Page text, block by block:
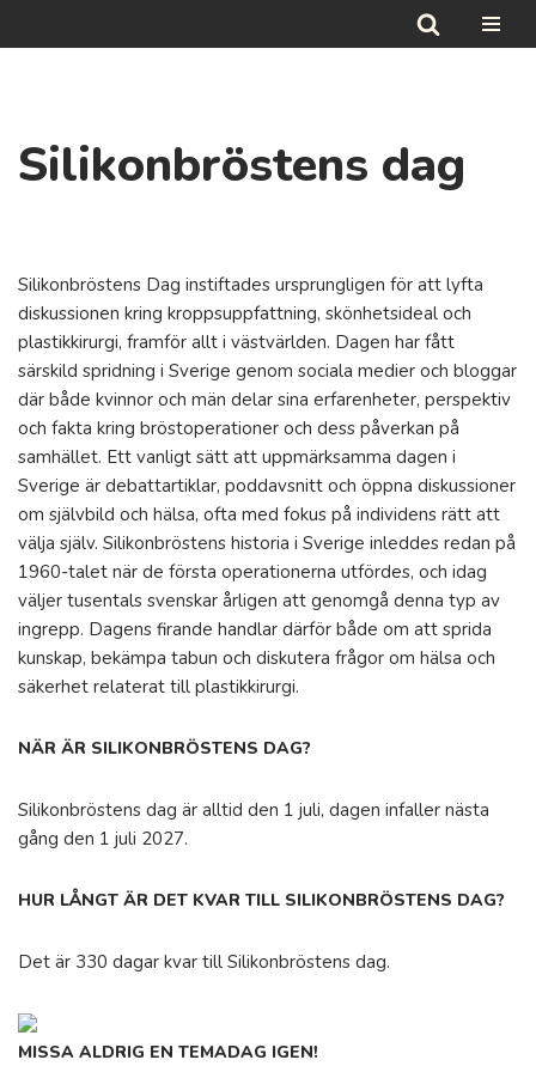
Silikonbröstens dag
Silikonbröstens Dag instiftades ursprungligen för att lyfta
diskussionen kring kroppsuppfattning, skönhetsideal och
plastikkirurgi, framför allt i västvärlden. Dagen har fått
särskild spridning i Sverige genom sociala medier och bloggar
där både kvinnor och män delar sina erfarenheter, perspektiv
och fakta kring bröstoperationer och dess påverkan på
samhället. Ett vanligt sätt att uppmärksamma dagen i
Sverige är debattartiklar, poddavsnitt och öppna diskussioner
om självbild och hälsa, ofta med fokus på individens rätt att
välja själv. Silikonbröstens historia i Sverige inleddes redan på
1960-talet när de första operationerna utfördes, och idag
väljer tusentals svenskar årligen att genomgå denna typ av
ingrepp. Dagens firande handlar därför både om att sprida
kunskap, bekämpa tabun och diskutera frågor om hälsa och
säkerhet relaterat till plastikkirurgi.
NÄR ÄR SILIKONBRÖSTENS DAG?
Silikonbröstens dag är alltid den 1 juli, dagen infaller nästa
gång den 1 juli 2027.
HUR LÅNGT ÄR DET KVAR TILL SILIKONBRÖSTENS DAG?
Det är 330 dagar kvar till Silikonbröstens dag.
MISSA ALDRIG EN TEMADAG IGEN!